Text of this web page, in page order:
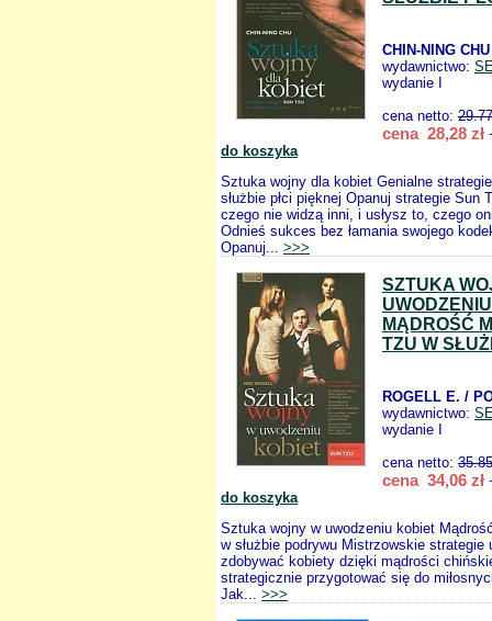
CHIN-NING
wydawnictwo:
wydanie I
cena netto: 29.77
cena 28,28 zł
do koszyka
Sztuka wojny dla kobiet Genialne
służbie płci pięknej Opanuj strategie Sun
czego nie widzą inni, i usłysz to, czego
Odnieś sukces bez łamania swojego
Opanuj... >>>
SZTUKA
MĄDROŚĆ
TZU W
ROGELL E. /
wydawnictwo:
wydanie I
cena netto: 35.85
cena 34,06 zł
do koszyka
Sztuka wojny w uwodzeniu kobiet
w służbie podrywu Mistrzowskie strategie
zdobywać kobiety dzięki mądrości
strategicznie przygotować się do
Jak... >>>